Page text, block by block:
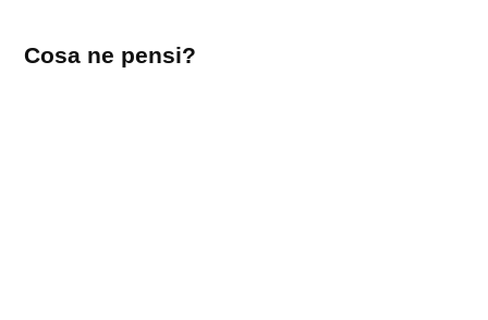
un
Cosa ne pensi?